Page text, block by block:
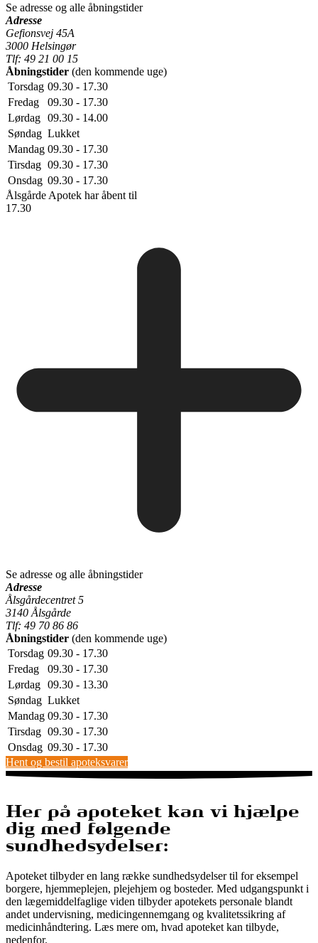
Se adresse og alle åbningstider
Adresse
Gefionsvej 45A
3000 Helsingør
Tlf: 49 21 00 15
Åbningstider (den kommende uge)
Torsdag 09.30 - 17.30
Fredag
09.30 - 17.30
Lørdag 09.30 - 14.00
Søndag Lukket
Mandag 09.30 - 17.30
Tirsdag 09.30 - 17.30
Onsdag 09.30 - 17.30
Ålsgårde Apotek har åbent til
17.30
Se adresse og alle åbningstider
Adresse
Ålsgårdecentret 5
3140 Ålsgårde
Tlf: 49 70 86 86
Åbningstider (den kommende uge)
Torsdag 09.30 - 17.30
Fredag
09.30 - 17.30
Lørdag 09.30 - 13.30
Søndag Lukket
Mandag 09.30 - 17.30
Tirsdag 09.30 - 17.30
Onsdag 09.30 - 17.30
Hent og bestil apoteksvarer
Her på apoteket kan vi hjælpe
dig med følgende
sundhedsydelser:
Apoteket tilbyder en lang række sundhedsydelser til for eksempel
borgere, hjemmeplejen, plejehjem og bosteder. Med udgangspunkt i
den lægemiddelfaglige viden tilbyder apotekets personale blandt
andet undervisning, medicingennemgang og kvalitetssikring af
medicinhåndtering. Læs mere om, hvad apoteket kan tilbyde,
nedenfor.